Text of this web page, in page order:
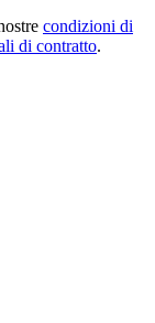
condizioni di
di contratto.